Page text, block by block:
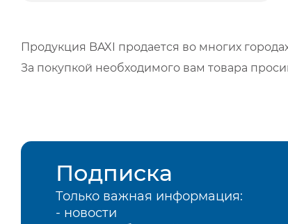
Продукция BAXI продается во многих
За покупкой необходимого вам товара
Подписка
Только важная информация:
- новости